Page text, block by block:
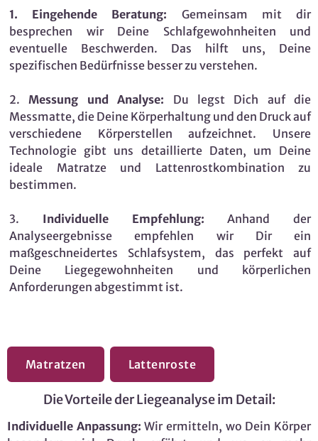
1. Eingehende Beratung: Gemeinsam mit dir
besprechen wir Deine Schlafgewohnheiten und
eventuelle Beschwerden. Das hilft uns, Deine
spezifischen Bedürfnisse besser zu verstehen.
2.Messung und Analyse: Du legst Dich auf die
Messmatte, die Deine Körperhaltung und den Druck auf
verschiedene Körperstellen aufzeichnet. Unsere
Technologie gibt uns detaillierte Daten, um Deine
ideale Matratze und Lattenrostkombination zu
bestimmen.
3. Individuelle Empfehlung: Anhand der
Analyseergebnisse empfehlen wir Dir ein
maßgeschneidertes Schlafsystem, das perfekt auf
Deine Liegegewohnheiten und körperlichen
Anforderungen abgestimmt ist.
Matratzen Lattenroste
Die Vorteile der Liegeanalyse im Detail:
Individuelle Anpassung: Wir ermitteln, wo Dein Körper